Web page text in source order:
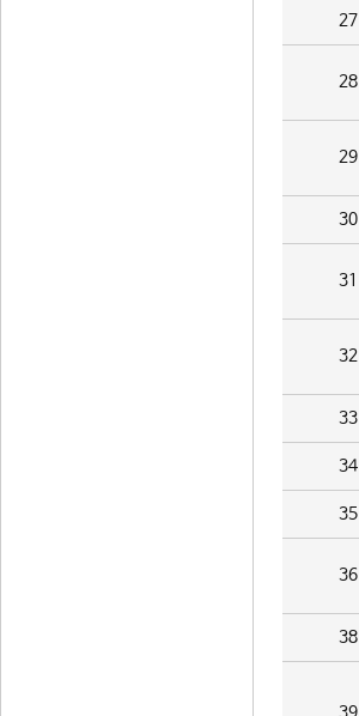
27
28
29
30
31
32
33
34
35
36
38